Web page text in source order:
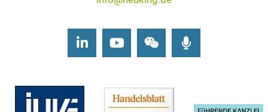
LinkedInYoutubeWechat